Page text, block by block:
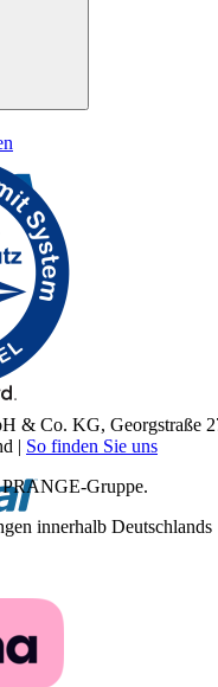
& Co. KG, Georgstraße
| So finden Sie uns
Gruppe.
innerhalb Deutschlands